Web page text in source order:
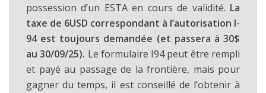
possession d’un ESTA en cours de validité. La
taxe de 6USD correspondant à l’autorisation I-
94 est toujours demandée (et passera à 30$
au 30/09/25). Le formulaire I94 peut être rempli
et payé au passage de la frontière, mais pour
gagner du temps, il est conseillé de l’obtenir à